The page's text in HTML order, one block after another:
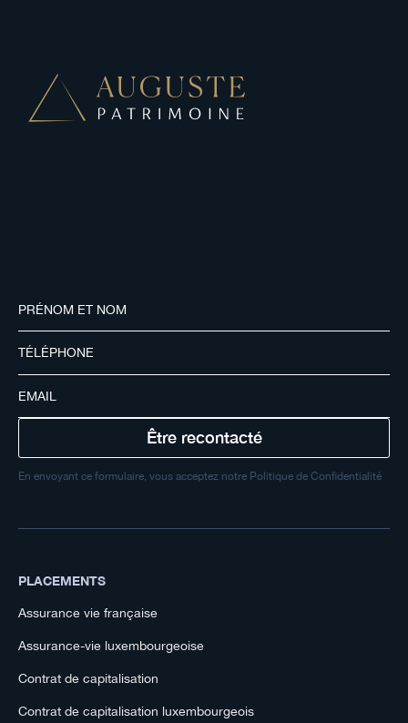
En envoyant ce formulaire, vous acceptez notre Politique de Confidentialité
PLACEMENTS
Assurance vie française
Assurance-vie luxembourgeoise
Contrat de capitalisation
Contrat de capitalisation luxembourgeois